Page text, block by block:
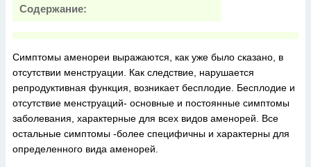
Содержание:
Симптомы аменореи выражаются, как уже было сказано, в
отсутствии менструации. Как следствие, нарушается
репродуктивная функция, возникает бесплодие. Бесплодие и
отсутствие менструаций- основные и постоянные симптомы
заболевания, характерные для всех видов аменорей. Все
остальные симптомы -более специфичны и характерны для
определенного вида аменорей.